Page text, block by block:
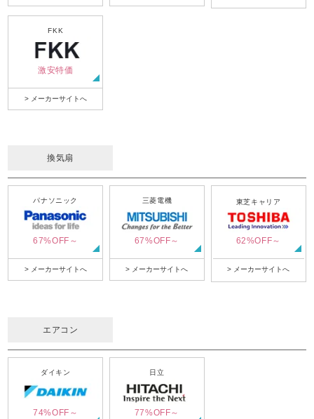
FKK
激安特価
> メーカーサイトへ
換気扇
パナソニック
67%OFF～
> メーカーサイトへ
三菱電機
67%OFF～
> メーカーサイトへ
東芝キャリア
62%OFF～
> メーカーサイトへ
エアコン
ダイキン
74%OFF～
日立
77%OFF～